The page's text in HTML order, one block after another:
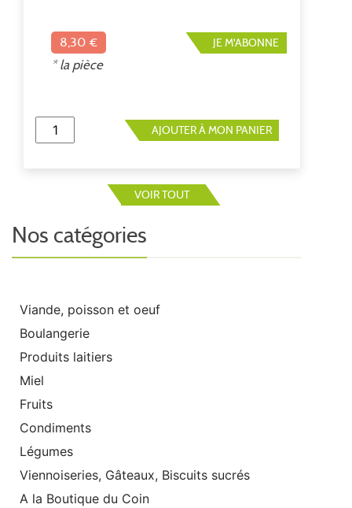
JE M'ABONNE
8,30 €
* la pièce
AJOUTER À MON PANIER
VOIR TOUT
Nos catégories
Viande, poisson et oeuf
Boulangerie
Produits laitiers
Miel
Fruits
Condiments
Légumes
Viennoiseries, Gâteaux, Biscuits sucrés
A la Boutique du Coin